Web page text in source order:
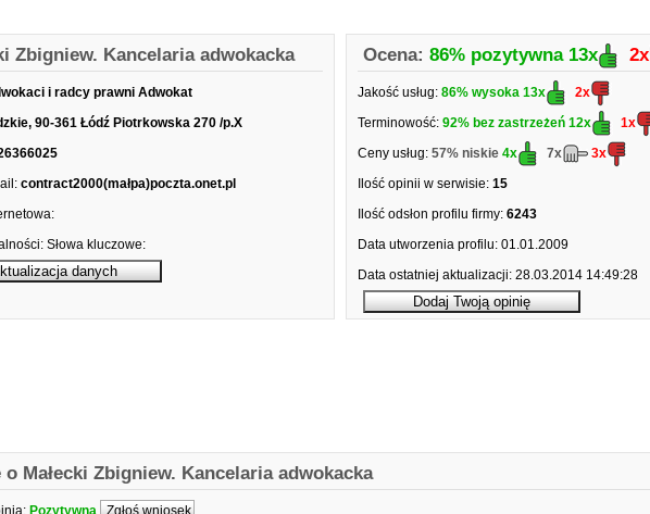
Zbigniew. Kancelaria adwokacka
i radcy prawni Adwokat
90-361 Łódź Piotrkowska 270 /p.X
contract2000(małpa)poczta.onet.pl
Słowa kluczowe:
Ocena: 86% pozytywna 13x 2x
Jakość usług: 86% wysoka 13x
2x
Terminowość: 92% bez zastrzeżeń 12x
1x
Ceny usług: 57% niskie 4x 7x
3x
Ilość opinii w serwisie: 15
Ilość odsłon profilu firmy: 6243
Data utworzenia profilu: 01.01.2009
Data ostatniej aktualizacji: 28.03.2014 14:49:28
o Małecki Zbigniew. Kancelaria adwokacka
Pozytywna Zgłoś wniosek